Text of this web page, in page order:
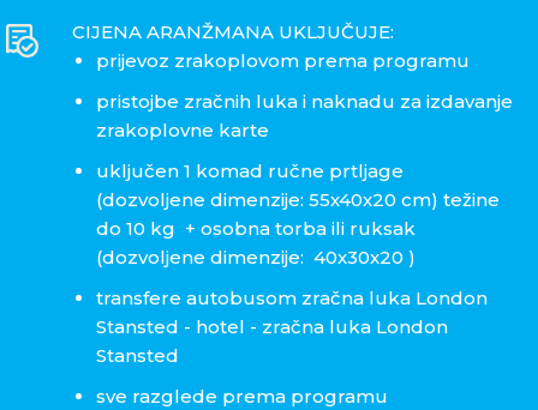
CIJENA ARANŽMANA UKLJUČUJE:
prijevoz zrakoplovom prema programu
pristojbe zračnih luka i naknadu za izdavanje
zrakoplovne karte
uključen 1 komad ručne prtljage
(dozvoljene dimenzije: 55x40x20 cm) težine
do 10 kg + osobna torba ili ruksak
(dozvoljene dimenzije: 40x30x20 )
transfere autobusom zračna luka London
Stansted - hotel - zračna luka London
Stansted
sve razglede prema programu